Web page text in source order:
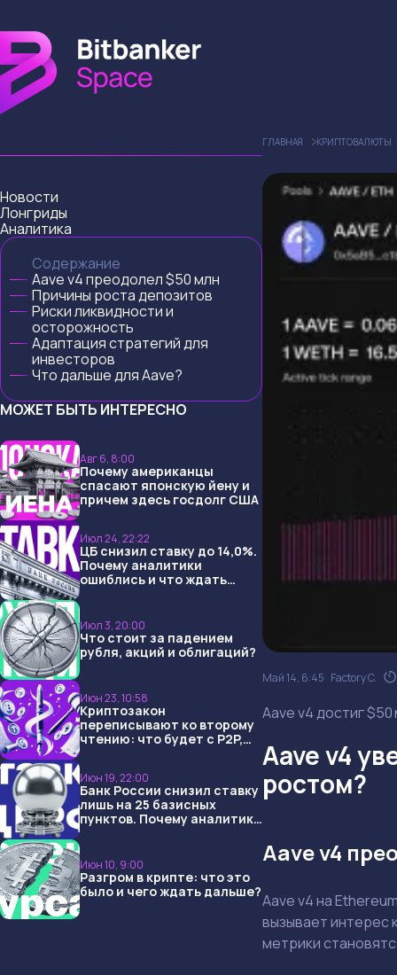
Новости
Лонгриды
Аналитика
Содержание
Aave v4 преодолел $50 млн
Причины роста депозитов
Риски ликвидности и
осторожность
Адаптация стратегий для
инвесторов
Что дальше для Aave?
МОЖЕТ БЫТЬ ИНТЕРЕСНО
Авг 6, 8:00
Почему американцы
спасают японскую йену и
причем здесь госдолг США
Июл 24, 22:22
ЦБ снизил ставку до 14,0%.
Почему аналитики
ошиблись и что ждать
Июл 3, 20:00
Что стоит за падением
рубля, акций и облигаций?
Июн 23, 10:58
Криптозакон
переписывают ко второму
чтению: что будет с P2P,
Июн 19, 22:00
Банк России снизил ставку
лишь на 25 базисных
пунктов. Почему аналитики
Июн 10, 9:00
Разгром в крипте: что это
было и чего ждать дальше?
ГЛАВНАЯ КРИПТОВАЛЮТЫ
Май 14, 6:45 Factory C.
Aave v4 достиг
Aave v4
ростом?
Aave v4
Aave v4 на
вызывает интерес
метрики